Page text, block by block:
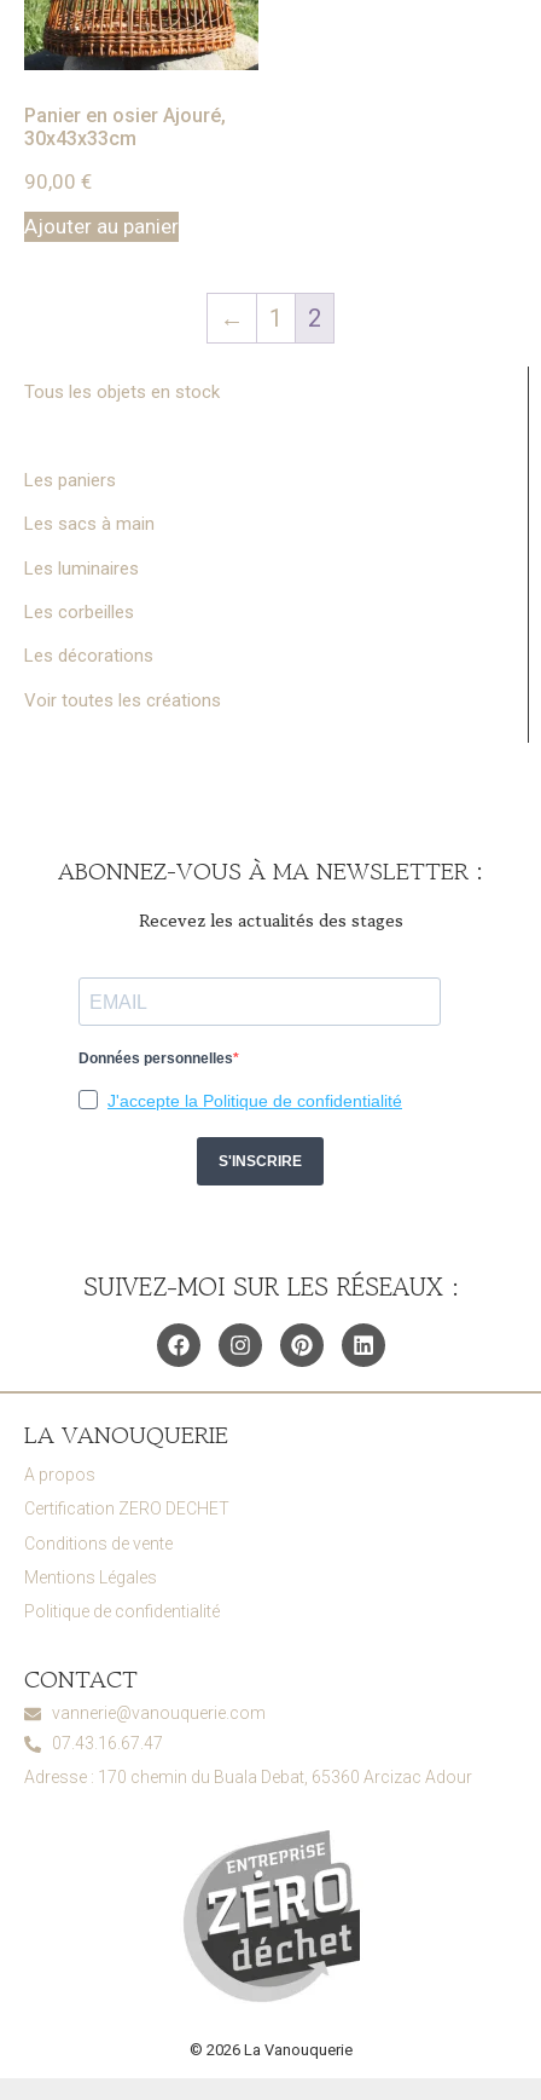
Tous les objets en stock
Les paniers
Les sacs à main
Les luminaires
Les corbeilles
Les décorations
Voir toutes les créations
Panier en osier Ajouré,
30x43x33cm
90,00 €
Ajouter au panier
← 1 2
ABONNEZ-VOUS À MA NEWSLETTER :
Recevez les actualités des stages
SUIVEZ-MOI SUR LES RÉSEAUX :
LA VANOUQUERIE
A propos
Certification ZERO DECHET
Conditions de vente
Mentions Légales
Politique de confidentialité
CONTACT
vannerie@vanouquerie.com
07.43.16.67.47
Adresse : 170 chemin du Buala Debat, 65360 Arcizac Adour
© 2026 La Vanouquerie